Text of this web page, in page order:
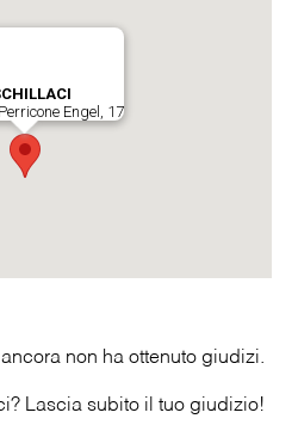
non ha ottenuto giudizi.
Lascia subito il tuo giudizio!